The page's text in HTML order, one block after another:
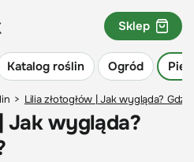
Katalog roślin Ogród
Sklep
> Lilia złotogłów | Jak wygląda?
Jak wygląda?